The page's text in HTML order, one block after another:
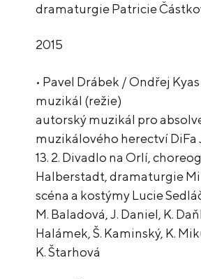
dramaturgie Patricie
2015
• Pavel Drábek / Ondřej
muzikál (režie)
autorský muzikál pro
muzikálového herectví DiFa
13. 2. Divadlo na Orlí,
Halberstadt, dramaturgie
scéna a kostýmy Lucie
M. Baladová, J. Daniel, K.
Halámek, Š. Kaminský, K.
K. Štarhová